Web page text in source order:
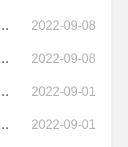
政协保山市五届一次会议第0187号提案答复的... 2022-09-08
政协保山市五届一次会议第0177号提案答复的... 2022-09-08
政协保山市五届一次会议第0237号提案答复的... 2022-09-01
保山市政协五届一次会议第0238号提案答复的... 2022-09-01